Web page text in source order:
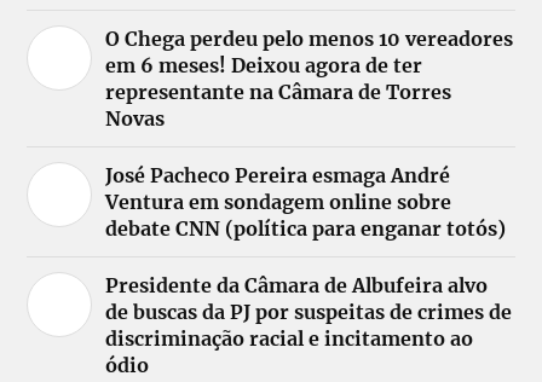
O Chega perdeu pelo menos 10 vereadores
em 6 meses! Deixou agora de ter
representante na Câmara de Torres
Novas
José Pacheco Pereira esmaga André
Ventura em sondagem online sobre
debate CNN (política para enganar totós)
Presidente da Câmara de Albufeira alvo
de buscas da PJ por suspeitas de crimes de
discriminação racial e incitamento ao
ódio